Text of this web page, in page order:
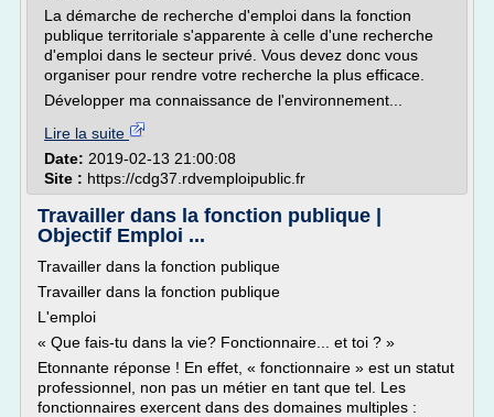
La démarche de recherche d'emploi dans la fonction
publique territoriale s'apparente à celle d'une recherche
d'emploi dans le secteur privé. Vous devez donc vous
organiser pour rendre votre recherche la plus efficace.
Développer ma connaissance de l'environnement...
Lire la suite
Date: 2019-02-13 21:00:08
Site : https://cdg37.rdvemploipublic.fr
Travailler dans la fonction publique |
Objectif Emploi ...
Travailler dans la fonction publique
Travailler dans la fonction publique
L'emploi
« Que fais-tu dans la vie? Fonctionnaire... et toi ? »
Etonnante réponse ! En effet, « fonctionnaire » est un statut
professionnel, non pas un métier en tant que tel. Les
fonctionnaires exercent dans des domaines multiples :